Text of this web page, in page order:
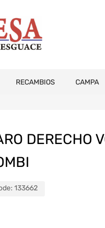
RECAMBIOS CAMPA
DERECHO
133662